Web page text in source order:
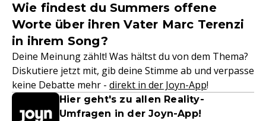
Wie findest du Summers offene
Worte über ihren Vater Marc Terenzi
in ihrem Song?
Deine Meinung zählt! Was hältst du von dem Thema?
Diskutiere jetzt mit, gib deine Stimme ab und verpasse
keine Debatte mehr - direkt in der Joyn-App!
Hier geht's zu allen Reality-
Umfragen in der Joyn-App!